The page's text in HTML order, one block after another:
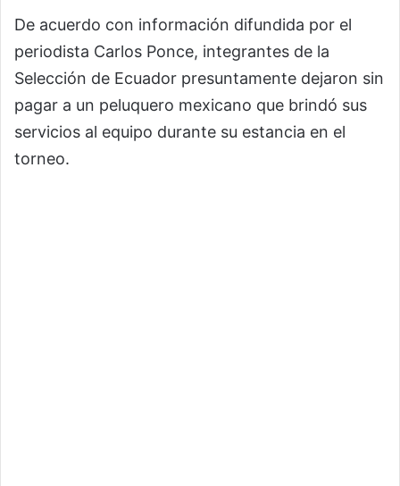
De acuerdo con información difundida por el
periodista Carlos Ponce, integrantes de la
Selección de Ecuador presuntamente dejaron sin
pagar a un peluquero mexicano que brindó sus
servicios al equipo durante su estancia en el
torneo.